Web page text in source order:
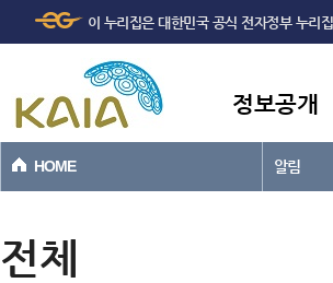
본문바로가기
이 누리집은 대한민국 공식 전자정부 누리
정보공개
HOME 알림
전체